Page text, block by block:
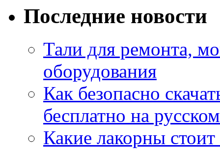
Последние новости
Тали для ремонта,
оборудования
Как безопасно
бесплатно на
Какие лакорны